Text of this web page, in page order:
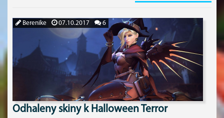
Berenike 07.10.2017 6
Odhaleny skiny k Halloween Terror